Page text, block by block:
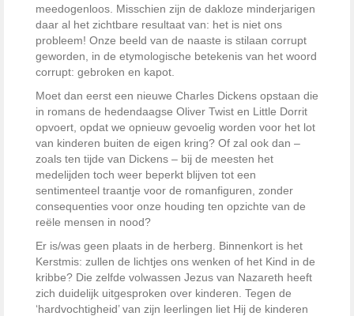
meedogenloos. Misschien zijn de dakloze minderjarigen
daar al het zichtbare resultaat van: het is niet ons
probleem! Onze beeld van de naaste is stilaan corrupt
geworden, in de etymologische betekenis van het woord
corrupt: gebroken en kapot.
Moet dan eerst een nieuwe Charles Dickens opstaan die
in romans de hedendaagse Oliver Twist en Little Dorrit
opvoert, opdat we opnieuw gevoelig worden voor het lot
van kinderen buiten de eigen kring? Of zal ook dan –
zoals ten tijde van Dickens – bij de meesten het
medelijden toch weer beperkt blijven tot een
sentimenteel traantje voor de romanfiguren, zonder
consequenties voor onze houding ten opzichte van de
reële mensen in nood?
Er is/was geen plaats in de herberg. Binnenkort is het
Kerstmis: zullen de lichtjes ons wenken of het Kind in de
kribbe? Die zelfde volwassen Jezus van Nazareth heeft
zich duidelijk uitgesproken over kinderen. Tegen de
‘hardvochtigheid’ van zijn leerlingen liet Hij de kinderen